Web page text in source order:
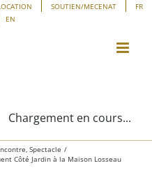
SOUTIEN/MECENAT
FR
EN
Chargement en cours...
Spectacle
Côté Jardin à la Maison Losseau